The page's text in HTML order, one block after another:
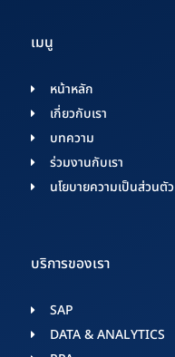
เมนู
หน้าหลัก
เกี่ยวกับเรา
บทความ
ร่วมงานกับเรา
นโยบายความเป็นส่วนตัว
บริการของเรา
SAP
DATA & ANALYTICS​